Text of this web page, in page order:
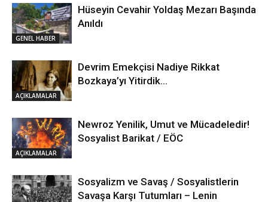
GENEL HABER
Hüseyin Cevahir Yoldaş Mezarı Başında
Anıldı
AÇIKLAMALAR
Devrim Emekçisi Nadiye Rikkat
Bozkaya’yı Yitirdik…
AÇIKLAMALAR
Newroz Yenilik, Umut ve Mücadeledir!
Sosyalist Barikat / EÖC
Sosyalizm ve Savaş / Sosyalistlerin
Savaşa Karşı Tutumları – Lenin